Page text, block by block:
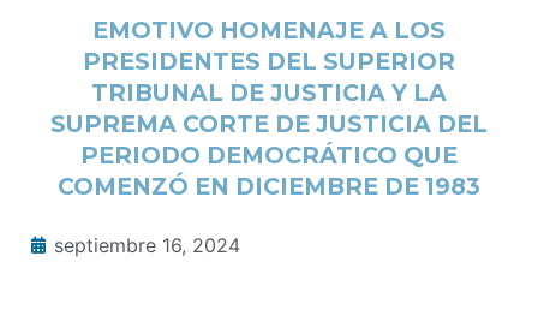
EMOTIVO HOMENAJE A LOS
PRESIDENTES DEL SUPERIOR
TRIBUNAL DE JUSTICIA Y LA
SUPREMA CORTE DE JUSTICIA DEL
PERIODO DEMOCRÁTICO QUE
COMENZÓ EN DICIEMBRE DE 1983
septiembre 16, 2024